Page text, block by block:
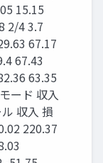
15.15
2/4 3.7
67.17
67.43
63.35
ード 収入
収入 損
220.37